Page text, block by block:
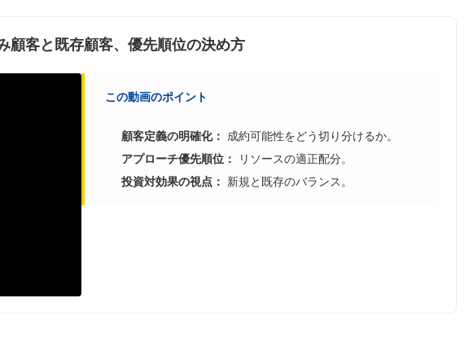
顧客と既存顧客、優先順位の決め方
この動画のポイント
顧客定義の明確化：
成約可能性をどう切り分けるか。
アプローチ優先順位：
リソースの適正配分。
投資対効果の視点：
新規と既存のバランス。